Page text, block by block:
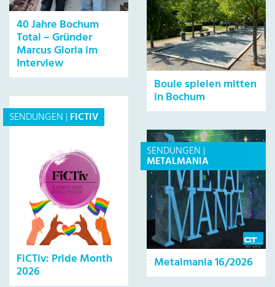
40 Jahre Bochum
Total – Gründer
Marcus Gloria im
Interview
SENDUNGEN |FICTIV
FiCTiv: Pride Month
2026
Boule spielen mitten
in Bochum
SENDUNGEN |
METALMANIA
Metalmania 16/2026